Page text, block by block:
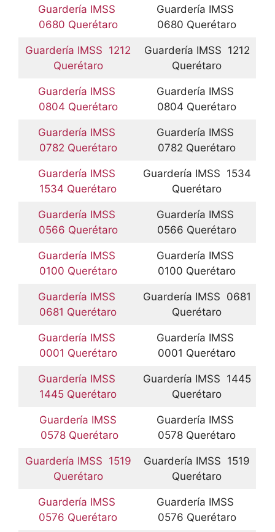
Guardería IMSS
0680 Querétaro
Guardería IMSS
0680 Querétaro
Guardería IMSS 1212
Querétaro
Guardería IMSS 1212
Querétaro
Guardería IMSS
0804 Querétaro
Guardería IMSS
0804 Querétaro
Guardería IMSS
0782 Querétaro
Guardería IMSS
0782 Querétaro
Guardería IMSS
1534 Querétaro
Guardería IMSS 1534
Querétaro
Guardería IMSS
0566 Querétaro
Guardería IMSS
0566 Querétaro
Guardería IMSS
0100 Querétaro
Guardería IMSS
0100 Querétaro
Guardería IMSS
0681 Querétaro
Guardería IMSS 0681
Querétaro
Guardería IMSS
0001 Querétaro
Guardería IMSS
0001 Querétaro
Guardería IMSS
1445 Querétaro
Guardería IMSS 1445
Querétaro
Guardería IMSS
0578 Querétaro
Guardería IMSS
0578 Querétaro
Guardería IMSS 1519
Querétaro
Guardería IMSS 1519
Querétaro
Guardería IMSS
0576 Querétaro
Guardería IMSS
0576 Querétaro